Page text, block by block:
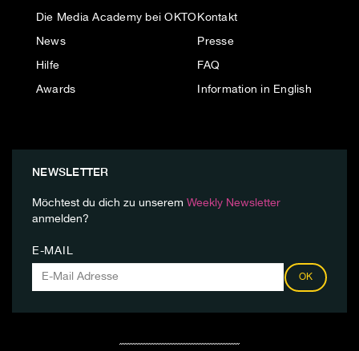
Die Media Academy bei OKTO
News
Hilfe
Awards
Kontakt
Presse
FAQ
Information in English
NEWSLETTER
Möchtest du dich zu unserem Weekly Newsletter
anmelden?
E-MAIL
OK